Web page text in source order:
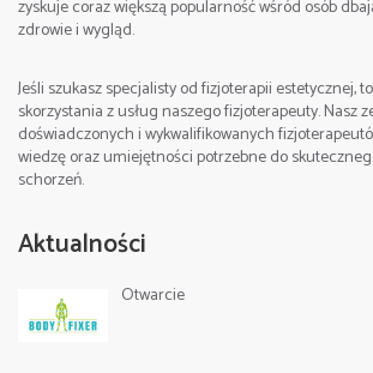
e-mail:
Data: 22-24. 09. 2023
Godziny zajęć:
16:00,
Miejsce:
Częstochowa , Poland
zyskuje coraz większą popularność wśród osób
zdrowie i wygląd.
Jeśli szukasz specjalisty od fizjoterapii estetycznej,
skorzystania z usług naszego fizjoterapeuty. Nasz
doświadczonych i wykwalifikowanych
wiedzę oraz umiejętności potrzebne do
schorzeń.
Aktualności
Otwarcie